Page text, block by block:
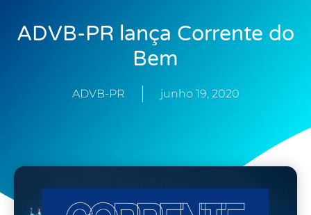
ADVB-PR lança Corrente do
Bem
ADVB-PR junho 19, 2020